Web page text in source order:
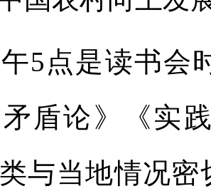
点是读书会时
盾论》《实
与当地情况